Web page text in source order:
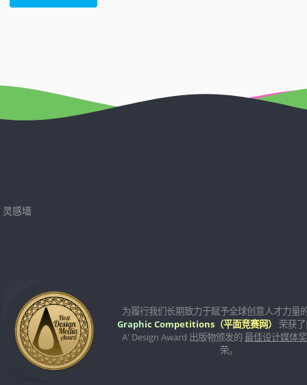
灵感墙
为履行我们长期致力于赋予全球创意人才力量
Graphic Competitions（平面竞赛网）
荣获
A' Design Award 出版物颁发的最佳设计媒体奖
荣。